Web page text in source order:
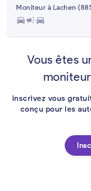
Moniteur à Lachen
directions_carcampaigndirections_car
Vous êtes
inscrivez vous
conçu pour les